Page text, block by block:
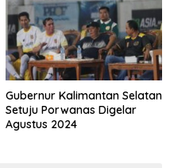
Gubernur Kalimantan Selatan
Setuju Porwanas Digelar
Agustus 2024